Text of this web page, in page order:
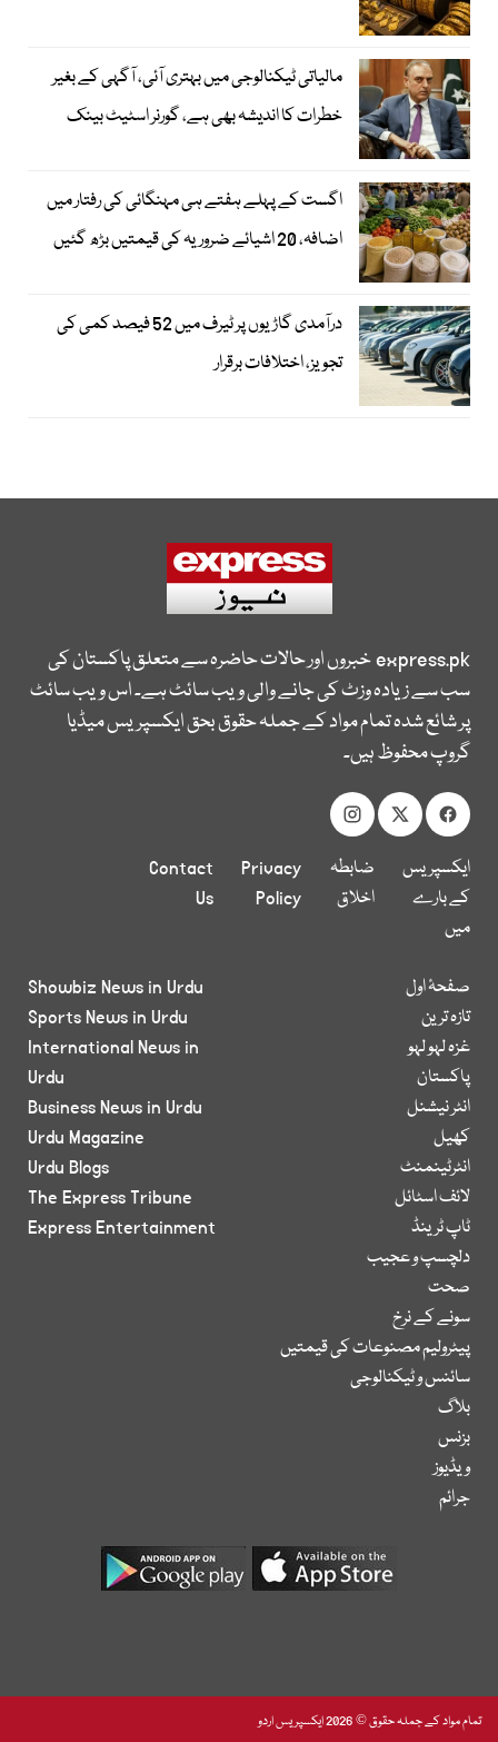
مالیاتی ٹیکنالوجی میں بہتری آئی، آگہی کے بغیر
خطرات کا اندیشہ بھی ہے، گورنر اسٹیٹ بینک
اگست کے پہلے ہفتے ہی مہنگائی کی رفتار میں
اضافہ، 20 اشیائے ضروریہ کی قیمتیں بڑھ گئیں
درآمدی گاڑیوں پر ٹیرف میں 52 فیصد کمی کی
تجویز، اختلافات برقرار
express.pkخبروں اور حالات حاضرہ سے متعلق پاکستان کی
سب سے زیادہ وزٹ کی جانے والی ویب سائٹ ہے۔ اس ویب سائٹ
پر شائع شدہ تمام مواد کے جملہ حقوق بحق ایکسپریس میڈیا
گروپ محفوظ ہیں۔
ایکسپریس
کے بارے
میں
ضابطہ
اخلاق
Privacy
Policy
Contact
Us
صفحۂ اول
تازہ ترین
غزہ لہو لہو
پاکستان
انٹر نیشنل
کھیل
انٹرٹینمنٹ
لائف اسٹائل
ٹاپ ٹرینڈ
دلچسپ و عجیب
صحت
سونے کے نرخ
پیٹرولیم مصنوعات کی قیمتیں
سائنس و ٹیکنالوجی
بلاگ
بزنس
ویڈیوز
جرائم
Showbiz News in Urdu
Sports News in Urdu
International News in
Urdu
Business News in Urdu
Urdu Magazine
Urdu Blogs
The Express Tribune
Express Entertainment
تمام مواد کے جملہ حقوق © 2026 ایکسپریس اردو